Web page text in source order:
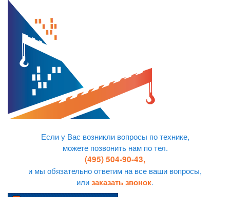
Если у Вас возникли вопросы по технике,
можете позвонить нам по тел.
(495) 504-90-43,
и мы обязательно ответим на все ваши вопросы,
илизаказать звонок.